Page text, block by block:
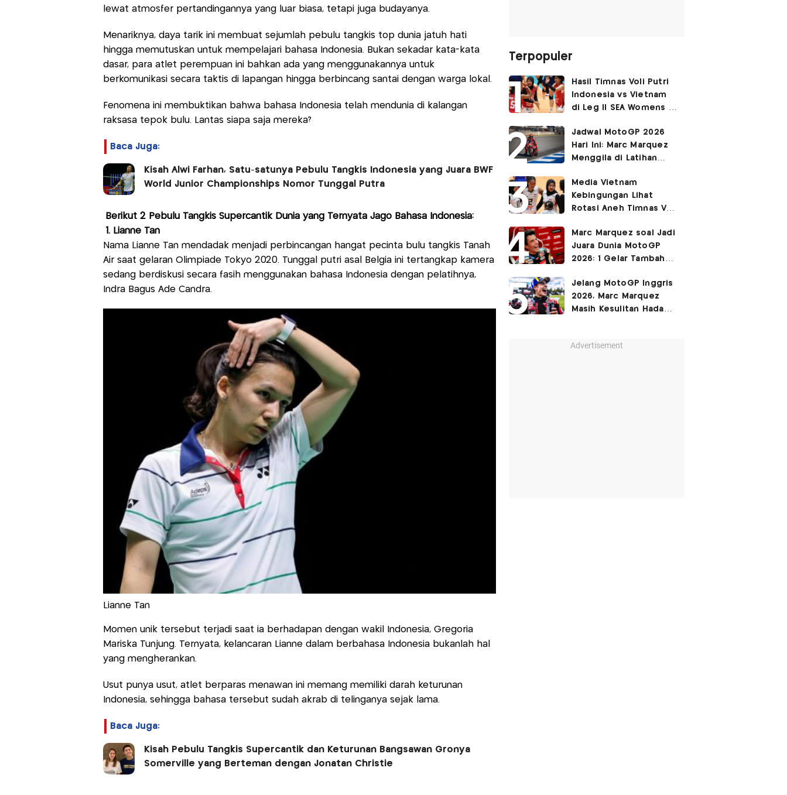
lewat atmosfer pertandingannya yang luar biasa, tetapi juga budayanya.
Menariknya, daya tarik ini membuat sejumlah pebulu tangkis top dunia jatuh hati
hingga memutuskan untuk mempelajari bahasa Indonesia. Bukan sekadar kata-kata
dasar, para atlet perempuan ini bahkan ada yang menggunakannya untuk
berkomunikasi secara taktis di lapangan hingga berbincang santai dengan warga lokal.
Fenomena ini membuktikan bahwa bahasa Indonesia telah mendunia di kalangan
raksasa tepok bulu. Lantas siapa saja mereka?
Baca Juga:
Kisah Alwi Farhan, Satu-satunya Pebulu Tangkis Indonesia yang Juara BWF
World Junior Championships Nomor Tunggal Putra
Berikut 2 Pebulu Tangkis Supercantik Dunia yang Ternyata Jago Bahasa Indonesia:
1. Lianne Tan
Nama Lianne Tan mendadak menjadi perbincangan hangat pecinta bulu tangkis Tanah
Air saat gelaran Olimpiade Tokyo 2020. Tunggal putri asal Belgia ini tertangkap kamera
sedang berdiskusi secara fasih menggunakan bahasa Indonesia dengan pelatihnya,
Indra Bagus Ade Candra.
Lianne Tan
Momen unik tersebut terjadi saat ia berhadapan dengan wakil Indonesia, Gregoria
Mariska Tunjung. Ternyata, kelancaran Lianne dalam berbahasa Indonesia bukanlah hal
yang mengherankan.
Usut punya usut, atlet berparas menawan ini memang memiliki darah keturunan
Indonesia, sehingga bahasa tersebut sudah akrab di telinganya sejak lama.
Baca Juga:
Kisah Pebulu Tangkis Supercantik dan Keturunan Bangsawan Gronya
Somerville yang Berteman dengan Jonatan Christie
Terpopuler
Hasil Timnas Voli Putri
Indonesia vs Vietnam
di Leg II SEA Womens V
Garuda Pertiwi Menang
3-2
Jadwal MotoGP 2026
Hari Ini: Marc Marquez
Menggila di Latihan
Media Vietnam
Kebingungan Lihat
Rotasi Aneh Timnas Voli
SEA Womens V Cup
2026
Marc Marquez soal Jadi
Juara Dunia MotoGP
2026: 1 Gelar Tambahan
Saya
Jelang MotoGP Inggris
2026, Marc Marquez
Masih Kesulitan Hadapi
Advertisement